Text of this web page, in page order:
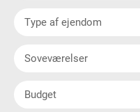
Type af ejendom
Soveværelser
Budget